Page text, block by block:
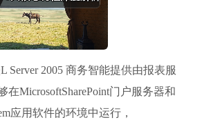
Server 2005 商务智能提供由报表服
在MicrosoftSharePoint门户服务器和
应用软件的环境中运行，